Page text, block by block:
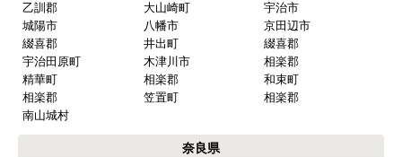
乙訓郡
大山崎町
宇治市
城陽市
八幡市
京田辺市
綴喜郡
井出町
綴喜郡
宇治田原町
木津川市
相楽郡
精華町
相楽郡
和束町
相楽郡
笠置町
相楽郡
南山城村
奈良県